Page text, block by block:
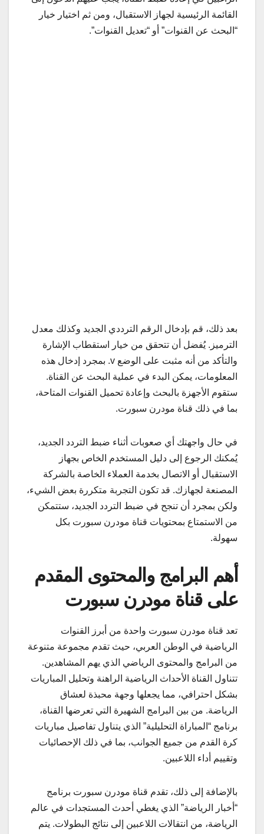
القائمة الرئيسية لجهاز الاستقبال، ومن ثم اختيار خيار
“البحث عن القنوات” أو “تعديل القنوات”.
بعد ذلك، قم بإدخال الرقم الترددي الجديد وكذلك معدل
الترميز. يُفضل أن تتحقق من خيار استقطاب الإشارة
والتأكد من أنه مثبت على الوضع v. بمجرد إدخال هذه
المعلومات، يمكن البدء في عملية البحث عن القناة.
ستقوم الأجهزة بالبحث وإعادة تحميل القنوات المتاحة،
بما في ذلك قناة مودرن سبورت.
في حال واجهتك أي صعوبات أثناء ضبط التردد الجديد،
يُمكنك الرجوع إلى دليل المستخدم الخاص بجهاز
الاستقبال أو الاتصال بخدمة العملاء الخاصة بالشركة
المصنعة لجهازك. قد تكون التجربة متكررة بعض الشيء،
ولكن بمجرد أن تنجح في ضبط التردد الجديد، ستتمكن
من الاستمتاع بمحتويات قناة مودرن سبورت بكل
سهولة.
أهم البرامج والمحتوى المقدم
على قناة مودرن سبورت
تعد قناة مودرن سبورت واحدة من أبرز القنوات
الرياضية في الوطن العربي، حيث تقدم مجموعة متنوعة
من البرامج والمحتوى الرياضي الذي يهم المشاهدين.
تتناول القناة الأحداث الرياضية الراهنة وتحليل المباريات
بشكل احترافي، مما يجعلها وجهة محبذة لعشاق
الرياضة. من بين البرامج الشهيرة التي تعرضها القناة،
برنامج “المباراة التحليلية” الذي يتناول تفاصيل مباريات
كرة القدم من جميع الجوانب، بما في ذلك الإحصائيات
وتقييم أداء اللاعبين.
بالإضافة إلى ذلك، تقدم قناة مودرن سبورت برنامج
“أخبار الرياضة” الذي يغطي أحدث المستجدات في عالم
الرياضة، من انتقالات اللاعبين إلى نتائج البطولات. يتم